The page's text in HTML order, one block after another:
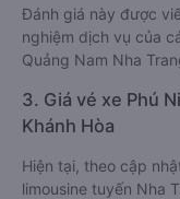
Đánh giá này được
nghiệm dịch vụ của
Quảng Nam Nha
3. Giá vé xe Phú
Khánh Hòa
Hiện tại, theo cập
limousine tuyến Nha